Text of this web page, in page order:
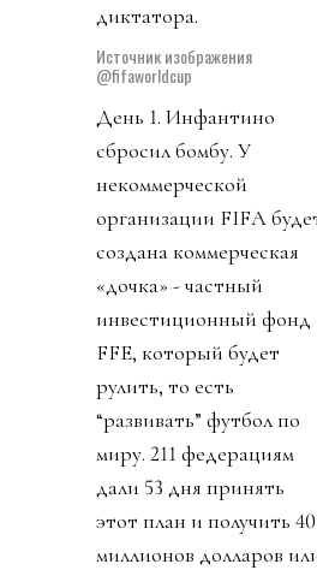
окончании матчей
незамедлительно
улетать за пределы
США). Шанса
подтвердить свои слова
тем самым миллионам и
миллиардам счастливых
людей лысый през не
дал: комменты, как
всегда, у него и у FIFA
закрыты. Чиновник
запретил упоминать его
пресвятое имя через
«собачку» (@). Плебсу
эгоманьяк предложил
заткнуться и молиться в
ответ свои на ложь и